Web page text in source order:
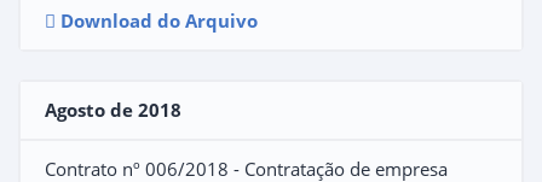
Download do Arquivo
Agosto de 2018
Contrato nº 006/2018 - Contratação de empresa